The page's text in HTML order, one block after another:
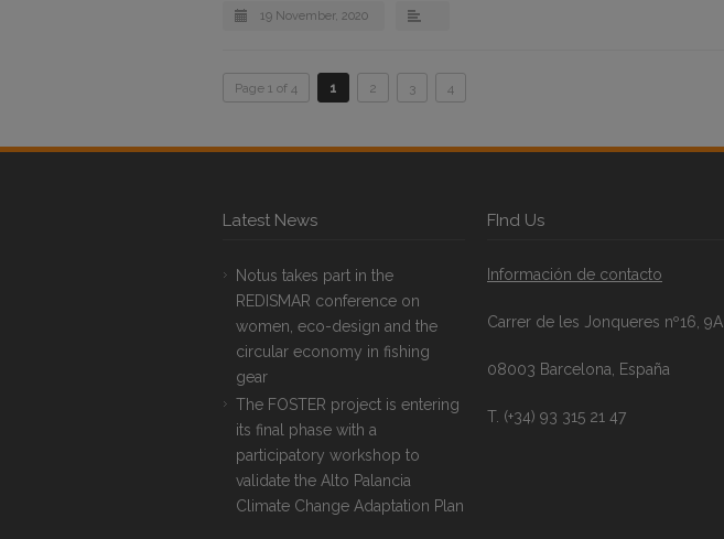
19 November, 2020
Page 1 of 4 1 2 3 4
Latest News
Notus takes part in the
REDISMAR conference on
women, eco-design and the
circular economy in fishing
gear
The FOSTER project is entering
its final phase with a
participatory workshop to
validate the Alto Palancia
Climate Change Adaptation Plan
FInd Us
Información de contacto
Carrer de les Jonqueres nº16, 9A
08003 Barcelona, España
T. (+34) 93 315 21 47